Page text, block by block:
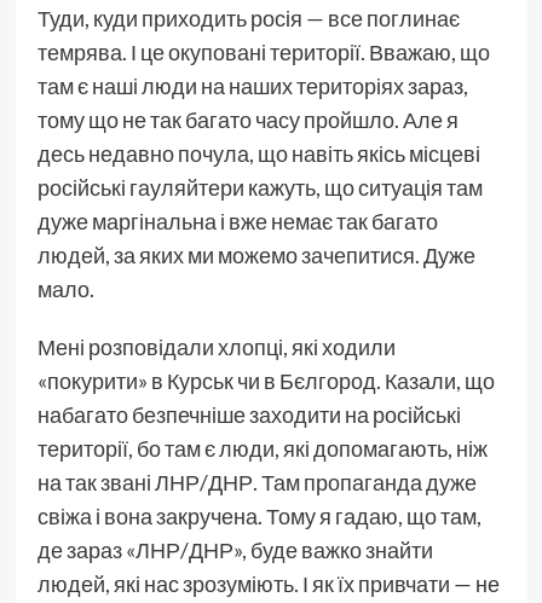
Туди, куди приходить росія — все поглинає
темрява. І це окуповані території. Вважаю, що
там є наші люди на наших територіях зараз,
тому що не так багато часу пройшло. Але я
десь недавно почула, що навіть якісь місцеві
російські гауляйтери кажуть, що ситуація там
дуже маргінальна і вже немає так багато
людей, за яких ми можемо зачепитися. Дуже
мало.
Мені розповідали хлопці, які ходили
«покурити» в Курськ чи в Бєлгород. Казали, що
набагато безпечніше заходити на російські
території, бо там є люди, які допомагають, ніж
на так звані ЛНР/ДНР. Там пропаганда дуже
свіжа і вона закручена. Тому я гадаю, що там,
де зараз «ЛНР/ДНР», буде важко знайти
людей, які нас зрозуміють. І як їх привчати — не